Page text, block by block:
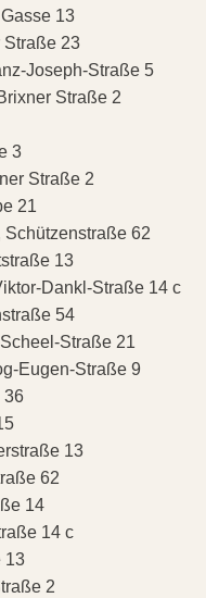
13
23
Joseph-Straße 5
Straße 2
3
Straße 2
21
62
13
Dankl-Straße 14 c
54
Straße 21
Eugen-Straße 9
36
13
62
14
14 c
13
2